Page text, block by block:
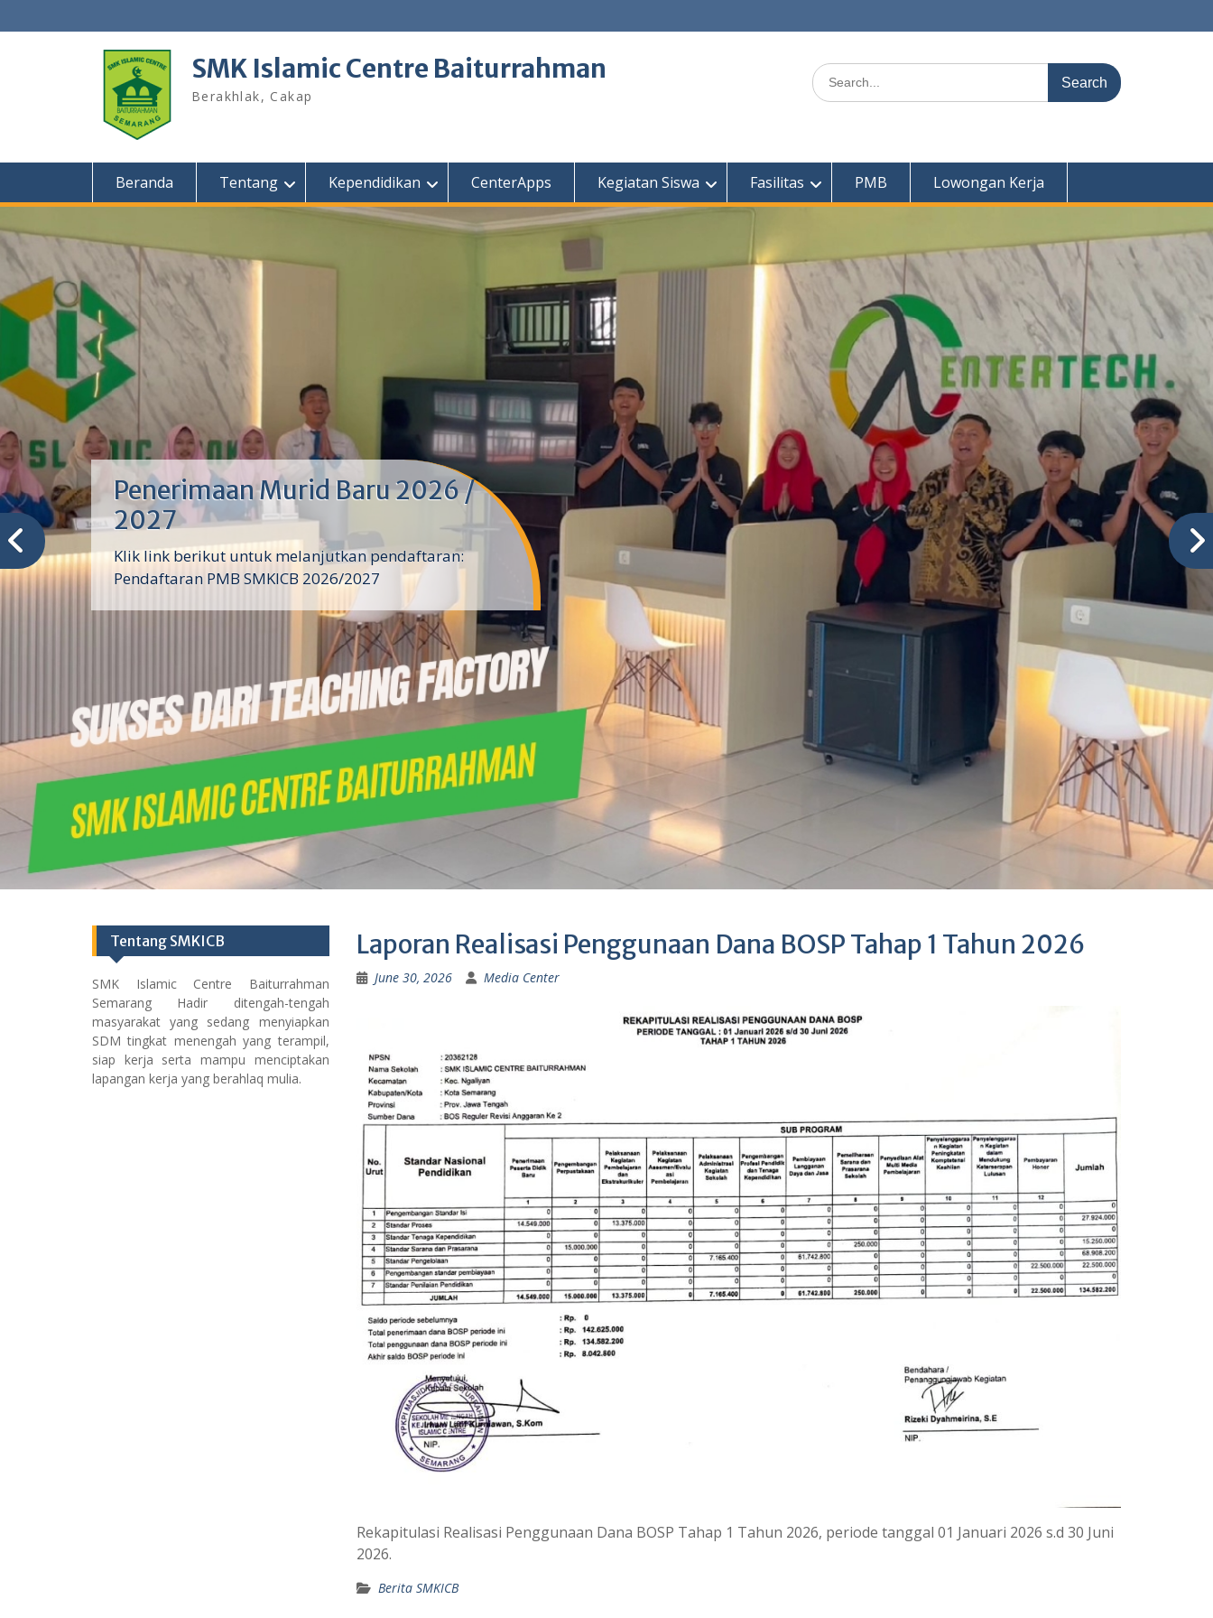
to
SMK Islamic Centre Baiturrahman
Berakhlak, Cakap
Search
for:
Beranda Tentang Kependidikan CenterApps Kegiatan Siswa Fasilitas PMB Lowongan Kerja
Penerimaan Murid Baru 2026 /
2027
Klik link berikut untuk melanjutkan pendaftaran:
Pendaftaran PMB SMKICB 2026/2027
Laporan Realisasi Penggunaan Dana BOSP Tahap 1 Tahun 2026
June 30, 2026 Media Center
Rekapitulasi Realisasi Penggunaan Dana BOSP Tahap 1 Tahun 2026, periode tanggal 01 Januari 2026 s.d 30 Juni
2026.
Berita SMKICB
Tentang SMKICB
SMK Islamic Centre Baiturrahman
Semarang Hadir ditengah-tengah
masyarakat yang sedang menyiapkan
SDM tingkat menengah yang terampil,
siap kerja serta mampu menciptakan
lapangan kerja yang berahlaq mulia.